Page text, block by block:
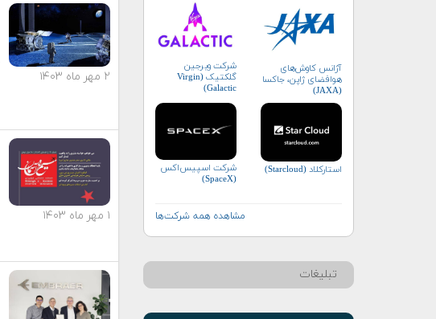
آژانس کاوش‌های
هوافضای ژاپن، جاکسا
(JAXA)
شرکت ویرجین
گلکتیک (Virgin
Galactic)
استارکلاد (Starcloud)
شرکت اسپیس‌اکس
(SpaceX)
مشاهده همه شرکت‌ها
تبلیغات
۲ مهر ماه ۱۴۰۳
۱ مهر ماه ۱۴۰۳